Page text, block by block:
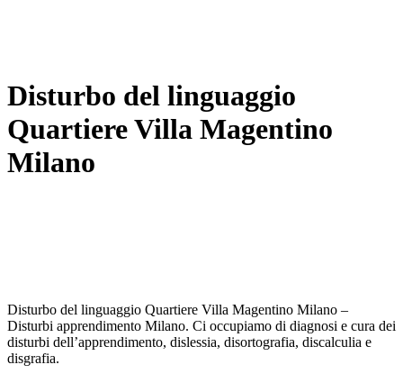
Disturbo del linguaggio
Quartiere Villa Magentino
Milano
Disturbo del linguaggio Quartiere Villa Magentino Milano –
Disturbi apprendimento Milano. Ci occupiamo di diagnosi e cura dei
disturbi dell’apprendimento, dislessia, disortografia, discalculia e
disgrafia.